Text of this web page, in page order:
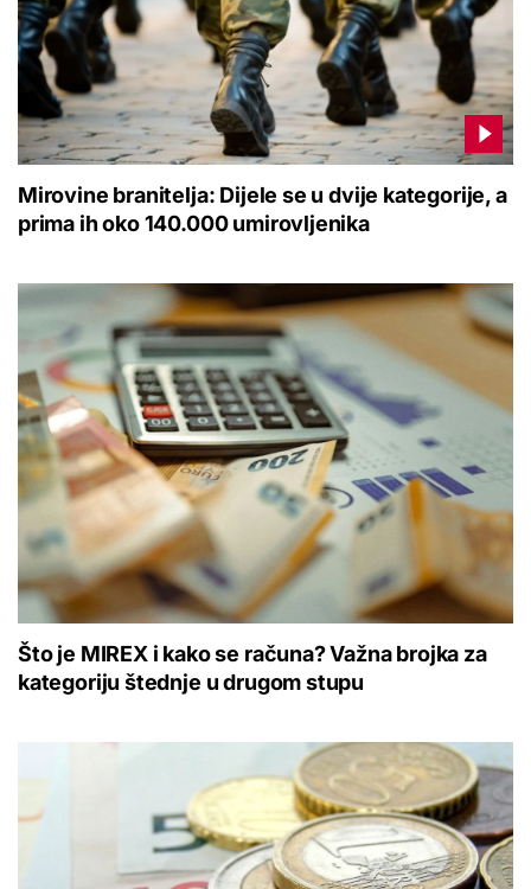
Mirovine branitelja: Dijele se u dvije kategorije, a
prima ih oko 140.000 umirovljenika
Što je MIREX i kako se računa? Važna brojka za
kategoriju štednje u drugom stupu